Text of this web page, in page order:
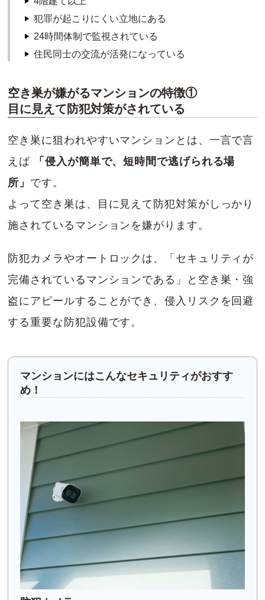
犯罪が起こりにくい立地にある
24時間体制で監視されている
住民同士の交流が活発になっている
空き巣が嫌がるマンションの特徴①
目に見えて防犯対策がされている
空き巣に狙われやすいマンションとは、一言で言
えば
「侵入が簡単で、短時間で逃げられる場
所」 です。
よって空き巣は、目に見えて防犯対策がしっかり
施されているマンションを嫌がります。
防犯カメラやオートロックは、「セキュリティが
完備されているマンションである」と空き巣・強
盗にアピールすることができ、侵入リスクを回避
する重要な防犯設備です。
マンションにはこんなセキュリティがおすす
め！